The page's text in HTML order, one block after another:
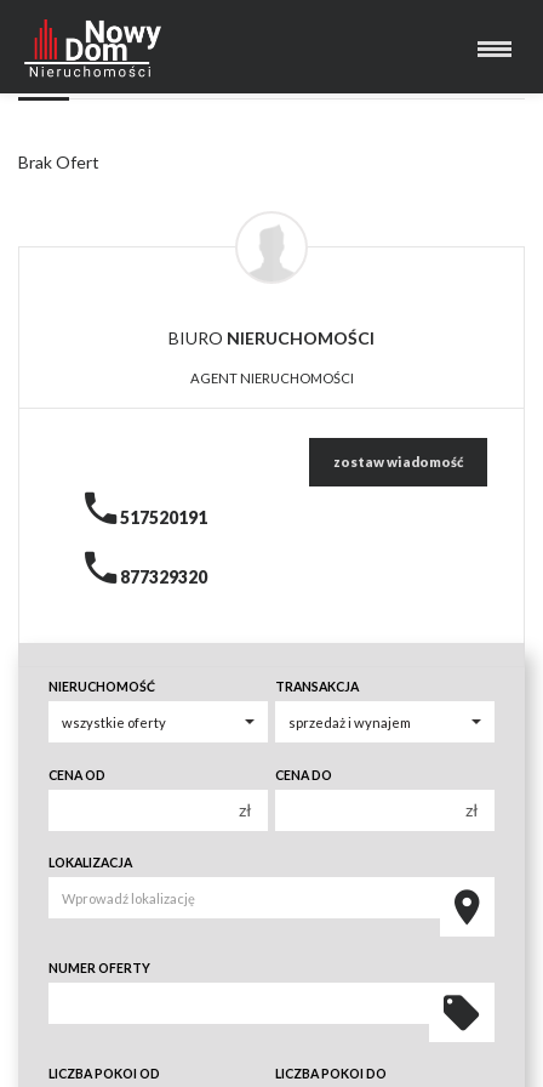
LISTA OFERT
Brak Ofert
BIURO NIERUCHOMOŚCI
AGENT NIERUCHOMOŚCI
517520191
877329320
zostaw wiadomość
NIERUCHOMOŚĆ TRANSAKCJA
CENA OD
zł
200 000 zł
250 000 zł
400 000 zł
CENA DO
zł
200 000 zł
250 000 zł
400 000 zł
LOKALIZACJA
NUMER OFERTY
LICZBA POKOI OD LICZBA POKOI DO